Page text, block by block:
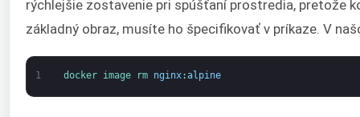
rýchlejšie zostavenie pri spúšťaní prostredia, pretože
základný obraz, musíte ho špecifikovať v príkaze. V
1 docker image rm nginx:alpine